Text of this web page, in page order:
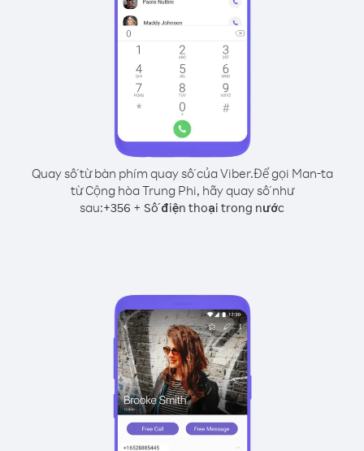
Quay số từ bàn phím quay số của Viber.Để gọi Man-ta
từ Cộng hòa Trung Phi, hãy quay số như
sau:+356 + Số điện thoại trong nước